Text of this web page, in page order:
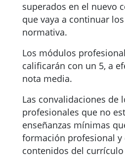
superados en el nuevo
que vaya a continuar
normativa.
Los módulos
calificarán con un 5, a
nota media.
Las convalidaciones de
profesionales que no
enseñanzas mínimas
formación profesional
contenidos del